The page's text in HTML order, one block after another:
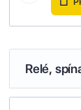
Relé,